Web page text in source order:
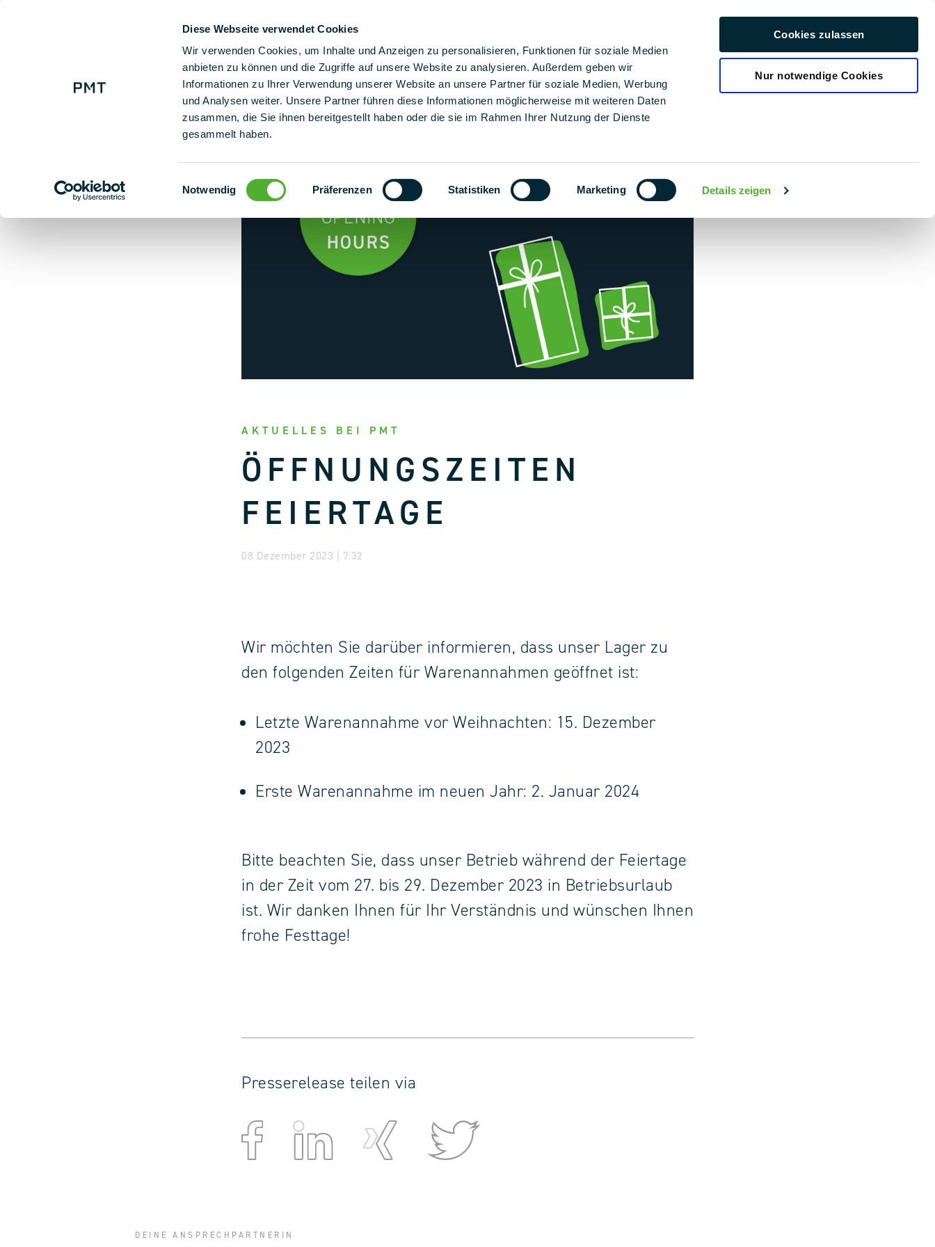
Diese Webseite verwendet Cookies
Wir verwenden Cookies, um Inhalte und Anzeigen zu personalisieren, Funktionen für soziale Medien
anbieten zu können und die Zugriffe auf unsere Website zu analysieren. Außerdem geben wir
Informationen zu Ihrer Verwendung unserer Website an unsere Partner für soziale Medien, Werbung
und Analysen weiter. Unsere Partner führen diese Informationen möglicherweise mit weiteren Daten
zusammen, die Sie ihnen bereitgestellt haben oder die sie im Rahmen Ihrer Nutzung der Dienste
gesammelt haben.
Einwilligungsauswahl
Notwendig Präferenzen Statistiken Marketing Details zeigen
Cookies zulassen
Nur notwendige Cookies
+ 49 (0) 9225 95500 Unsere Montagelösungen
AKTUELLES BEI PMT
ÖFFNUNGSZEITEN
FEIERTAGE
08 Dezember 2023 | 7:32
Wir möchten Sie darüber informieren, dass unser Lager zu
den folgenden Zeiten für Warenannahmen geöffnet ist:
Letzte Warenannahme vor Weihnachten: 15. Dezember
2023
Erste Warenannahme im neuen Jahr: 2. Januar 2024
Bitte beachten Sie, dass unser Betrieb während der Feiertage
in der Zeit vom 27. bis 29. Dezember 2023 in Betriebsurlaub
ist. Wir danken Ihnen für Ihr Verständnis und wünschen Ihnen
frohe Festtage!
Presserelease teilen via
DEINE ANSPRECHPARTNERIN